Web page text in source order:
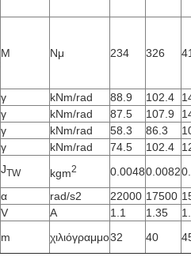
Μ Νμ 234 326
γ kNm/rad 88.9 102.4
γ kNm/rad 87.5 107.9
γ kNm/rad 58.3 86.3
γ kNm/rad 74.5 102.4
JTW kgm2 0.00480.0082
α rad/s2 22000 17500
V Α 1.1 1.35
m χιλιόγραμμο32 40